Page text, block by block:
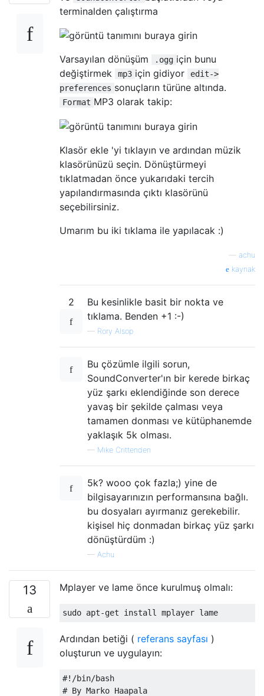
terminalden çalıştırma
Varsayılan dönüşüm .ogg için bunu
değiştirmek
mp3 için gidiyor
edit->
preferences sonuçların türüne altında.
Format MP3 olarak takip:
Klasör ekle 'yi tıklayın ve ardından müzik
klasörünüzü seçin. Dönüştürmeyi
tıklatmadan önce yukarıdaki tercih
yapılandırmasında çıktı klasörünü
seçebilirsiniz.
Umarım bu iki tıklama ile yapılacak :)
achu
kaynak
2
Bu kesinlikle basit bir nokta ve
tıklama. Benden +1 :-)
— Rory Alsop
Bu çözümle ilgili sorun,
SoundConverter'ın bir kerede birkaç
yüz şarkı eklendiğinde son derece
yavaş bir şekilde çalması veya
tamamen donması ve kütüphanemde
yaklaşık 5k olması.
— Mike Crittenden
5k? wooo çok fazla;) yine de
bilgisayarınızın performansına bağlı.
bu dosyaları ayırmanız gerekebilir.
kişisel hiç donmadan birkaç yüz şarkı
dönüştürdüm :)
— Achu
13 Mplayer ve lame önce kurulmuş olmalı:
Ardından betiği ( referans sayfası )
oluşturun ve uygulayın:
#!/bin/bash
# By Marko Haapala